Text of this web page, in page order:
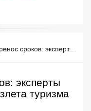
Великий перенос сроков: эксперты назвали дату нового взлета туризма в ОАЭ
эксперты
туризма